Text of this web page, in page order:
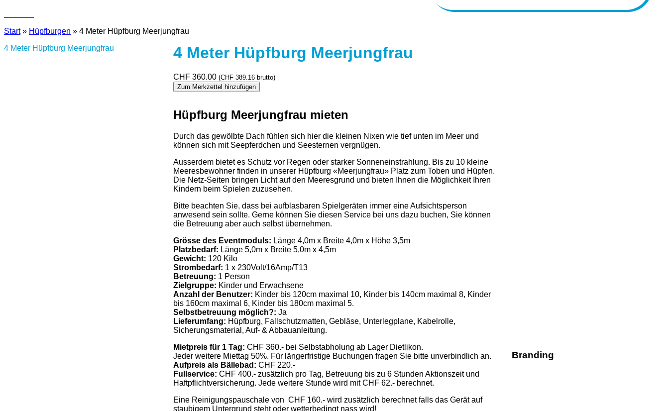
Start» Hüpfburgen » 4 Meter Hüpfburg Meerjungfrau
4 Meter Hüpfburg Meerjungfrau
4 Meter Hüpfburg Meerjungfrau
CHF 360.00 (CHF 389.16 brutto)
Zum Merkzettel hinzufügen
Hüpfburg Meerjungfrau mieten
Durch das gewölbte Dach fühlen sich hier die kleinen Nixen wie tief unten im Meer und
können sich mit Seepferdchen und Seesternen vergnügen.
Ausserdem bietet es Schutz vor Regen oder starker Sonneneinstrahlung. Bis zu 10 kleine
Meeresbewohner finden in unserer Hüpfburg «Meerjungfrau» Platz zum Toben und Hüpfen.
Die Netz-Seiten bringen Licht auf den Meeresgrund und bieten Ihnen die Möglichkeit Ihren
Kindern beim Spielen zuzusehen.
Bitte beachten Sie, dass bei aufblasbaren Spielgeräten immer eine Aufsichtsperson
anwesend sein sollte. Gerne können Sie diesen Service bei uns dazu buchen, Sie können
die Betreuung aber auch selbst übernehmen.
Grösse des Eventmoduls: Länge 4,0m x Breite 4,0m x Höhe 3,5m
Platzbedarf: Länge 5,0m x Breite 5,0m x 4,5m
Gewicht: 120 Kilo
Strombedarf: 1 x 230Volt/16Amp/T13
Betreuung: 1 Person
Zielgruppe: Kinder und Erwachsene
Anzahl der Benutzer: Kinder bis 120cm maximal 10, Kinder bis 140cm maximal 8, Kinder
bis 160cm maximal 6, Kinder bis 180cm maximal 5.
Selbstbetreuung möglich?: Ja
Lieferumfang: Hüpfburg, Fallschutzmatten, Gebläse, Unterlegplane, Kabelrolle,
Sicherungsmaterial, Auf- & Abbauanleitung.
Mietpreis für 1 Tag: CHF 360.- bei Selbstabholung ab Lager Dietlikon.
Jeder weitere Miettag 50%. Für längerfristige Buchungen fragen Sie bitte unverbindlich an.
Aufpreis als Bällebad: CHF 220.-
Fullservice: CHF 400.- zusätzlich pro Tag, Betreuung bis zu 6 Stunden Aktionszeit und
Haftpflichtversicherung. Jede weitere Stunde wird mit CHF 62.- berechnet.
Eine Reinigungspauschale von CHF 160.- wird zusätzlich berechnet falls das Gerät auf
staubigem Untergrund steht oder wetterbedingt nass wird!
Branding